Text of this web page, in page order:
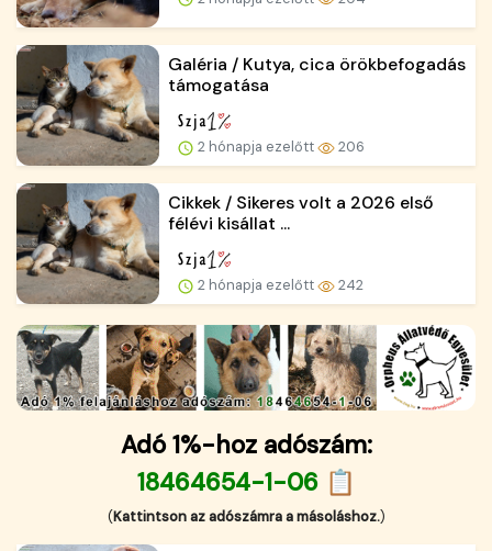
Galéria / Kutya, cica örökbefogadás
támogatása
2 hónapja ezelőtt 206
Cikkek / Sikeres volt a 2026 első
félévi kisállat ...
2 hónapja ezelőtt 242
Adó 1%-hoz adószám:
18464654-1-06 📋
(Kattintson az adószámra a másoláshoz.)